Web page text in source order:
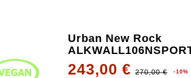
Urban New Rock
243,00 € 270,00 € -10%